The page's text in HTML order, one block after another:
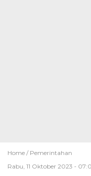
Home / Pemerintahan
Rabu, 11 Oktober 2023 -